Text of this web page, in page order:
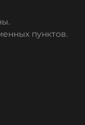
пунктов.